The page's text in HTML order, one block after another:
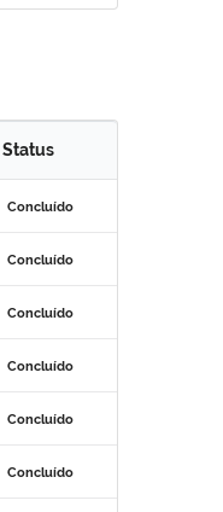
Status
Concluído
Concluído
Concluído
Concluído
Concluído
Concluído